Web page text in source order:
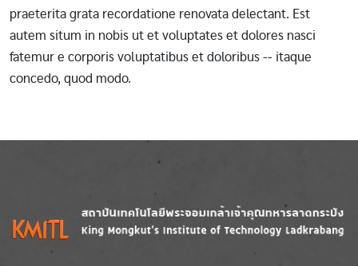
praeterita grata recordatione renovata delectant. Est
autem situm in nobis ut et voluptates et dolores nasci
fatemur e corporis voluptatibus et doloribus -- itaque
concedo, quod modo.
Image